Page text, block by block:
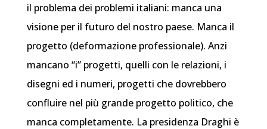
il problema dei problemi italiani: manca una
visione per il futuro del nostro paese. Manca il
progetto (deformazione professionale). Anzi
mancano “i” progetti, quelli con le relazioni, i
disegni ed i numeri, progetti che dovrebbero
confluire nel più grande progetto politico, che
manca completamente. La presidenza Draghi è